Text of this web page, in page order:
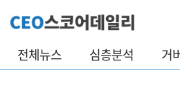
전체뉴스 심층분석 거